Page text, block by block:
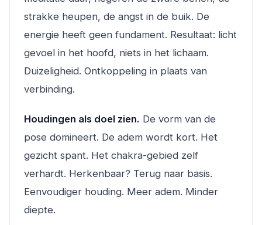
strakke heupen, de angst in de buik. De
energie heeft geen fundament. Resultaat: licht
gevoel in het hoofd, niets in het lichaam.
Duizeligheid. Ontkoppeling in plaats van
verbinding.
Houdingen als doel zien. De vorm van de
pose domineert. De adem wordt kort. Het
gezicht spant. Het chakra-gebied zelf
verhardt. Herkenbaar? Terug naar basis.
Eenvoudiger houding. Meer adem. Minder
diepte.